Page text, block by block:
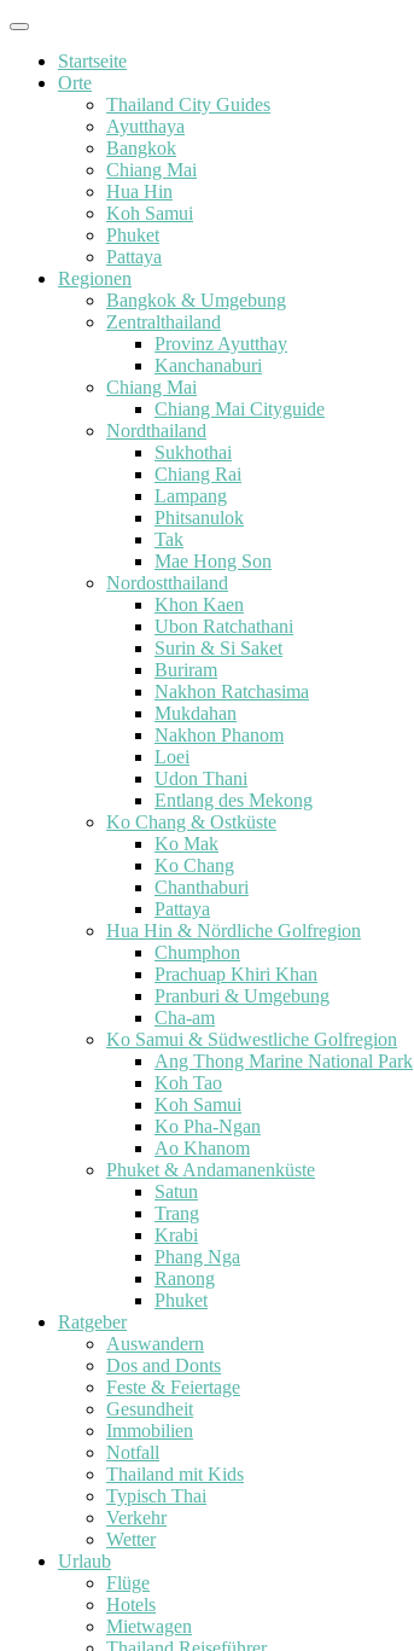
Startseite
Orte
Thailand City Guides
Ayutthaya
Bangkok
Chiang Mai
Hua Hin
Koh Samui
Phuket
Pattaya
Regionen
Bangkok & Umgebung
Zentralthailand
Provinz Ayutthay
Kanchanaburi
Chiang Mai
Chiang Mai Cityguide
Nordthailand
Sukhothai
Chiang Rai
Lampang
Phitsanulok
Tak
Mae Hong Son
Nordostthailand
Khon Kaen
Ubon Ratchathani
Surin & Si Saket
Buriram
Nakhon Ratchasima
Mukdahan
Nakhon Phanom
Loei
Udon Thani
Entlang des Mekong
Ko Chang & Ostküste
Ko Mak
Ko Chang
Chanthaburi
Pattaya
Hua Hin & Nördliche Golfregion
Chumphon
Prachuap Khiri Khan
Pranburi & Umgebung
Cha-am
Ko Samui & Südwestliche Golfregion
Ang Thong Marine National Park
Koh Tao
Koh Samui
Ko Pha-Ngan
Ao Khanom
Phuket & Andamanenküste
Satun
Trang
Krabi
Phang Nga
Ranong
Phuket
Ratgeber
Auswandern
Dos and Donts
Feste & Feiertage
Gesundheit
Immobilien
Notfall
Thailand mit Kids
Typisch Thai
Verkehr
Wetter
Urlaub
Flüge
Hotels
Mietwagen